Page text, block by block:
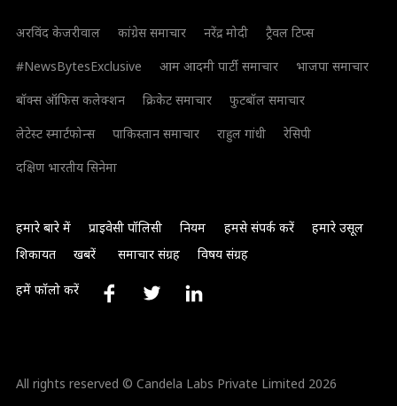
अरविंद केजरीवाल कांग्रेस समाचार नरेंद्र मोदी
ट्रैवल टिप्स
#NewsBytesExclusive
आम आदमी पार्टी समाचार
भाजपा समाचार
बॉक्स ऑफिस कलेक्शन
क्रिकेट समाचार
फुटबॉल समाचार
लेटेस्ट स्मार्टफोन्स
पाकिस्तान समाचार राहुल गांधी
रेसिपी
दक्षिण भारतीय सिनेमा
हमारे बारे में प्राइवेसी पॉलिसी नियम हमसे संपर्क करें
हमारे उसूल
शिकायत
खबरें समाचार संग्रह विषय संग्रह
हमें फॉलो करें
All rights reserved © Candela Labs Private Limited 2026